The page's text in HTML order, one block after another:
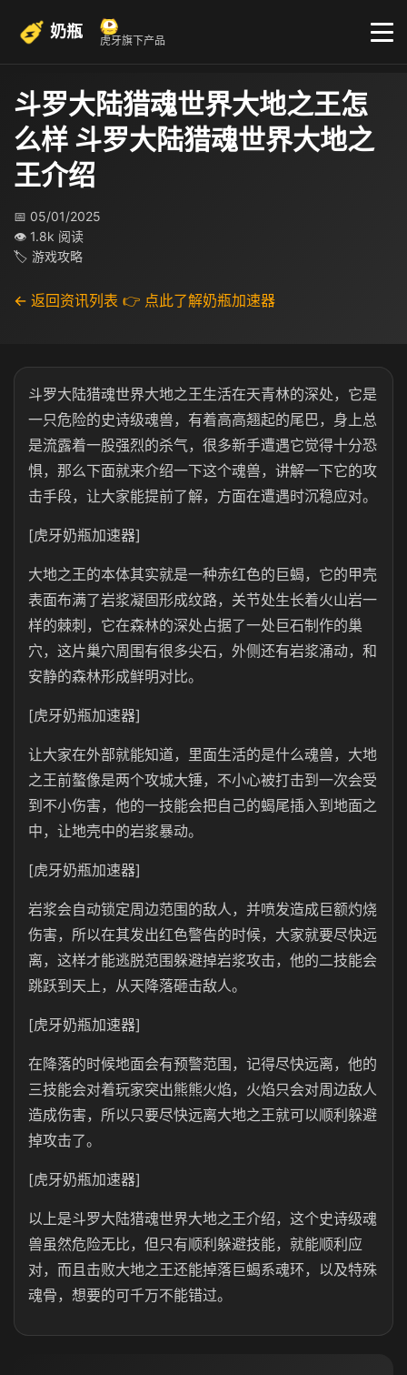
奶瓶 虎牙旗下产品
斗罗大陆猎魂世界大地之王怎
么样 斗罗大陆猎魂世界大地之
王介绍
📅 05/01/2025
👁 1.8k 阅读
🏷 游戏攻略
← 返回资讯列表 👉 点此了解奶瓶加速器
斗罗大陆猎魂世界大地之王生活在天青林的深处，它是
一只危险的史诗级魂兽，有着高高翘起的尾巴，身上总
是流露着一股强烈的杀气，很多新手遭遇它觉得十分恐
惧，那么下面就来介绍一下这个魂兽，讲解一下它的攻
击手段，让大家能提前了解，方面在遭遇时沉稳应对。
[虎牙奶瓶加速器]
大地之王的本体其实就是一种赤红色的巨蝎，它的甲壳
表面布满了岩浆凝固形成纹路，关节处生长着火山岩一
样的棘刺，它在森林的深处占据了一处巨石制作的巢
穴，这片巢穴周围有很多尖石，外侧还有岩浆涌动，和
安静的森林形成鲜明对比。
[虎牙奶瓶加速器]
让大家在外部就能知道，里面生活的是什么魂兽，大地
之王前螯像是两个攻城大锤，不小心被打击到一次会受
到不小伤害，他的一技能会把自己的蝎尾插入到地面之
中，让地壳中的岩浆暴动。
[虎牙奶瓶加速器]
岩浆会自动锁定周边范围的敌人，并喷发造成巨额灼烧
伤害，所以在其发出红色警告的时候，大家就要尽快远
离，这样才能逃脱范围躲避掉岩浆攻击，他的二技能会
跳跃到天上，从天降落砸击敌人。
[虎牙奶瓶加速器]
在降落的时候地面会有预警范围，记得尽快远离，他的
三技能会对着玩家突出熊熊火焰，火焰只会对周边敌人
造成伤害，所以只要尽快远离大地之王就可以顺利躲避
掉攻击了。
[虎牙奶瓶加速器]
以上是斗罗大陆猎魂世界大地之王介绍，这个史诗级魂
兽虽然危险无比，但只有顺利躲避技能，就能顺利应
对，而且击败大地之王还能掉落巨蝎系魂环，以及特殊
魂骨，想要的可千万不能错过。